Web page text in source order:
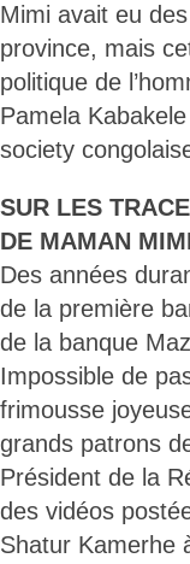
Mimi avait eu
province, mais
politique de
Pamela
society
SUR LES
DE MAMAN
Des années
de la première
de la banque
Impossible de
frimousse
grands patrons
Président de la
des vidéos
Shatur Kamerhe